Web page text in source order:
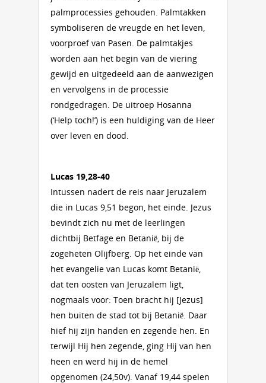
palmprocessies gehouden. Palmtakken
symboliseren de vreugde en het leven,
voorproef van Pasen. De palmtakjes
worden aan het begin van de viering
gewijd en uitgedeeld aan de aanwezigen
en vervolgens in de processie
rondgedragen. De uitroep Hosanna
(‘Help toch!’) is een huldiging van de Heer
over leven en dood.
Lucas 19,28-40
Intussen nadert de reis naar Jeruzalem
die in Lucas 9,51 begon, het einde. Jezus
bevindt zich nu met de leerlingen
dichtbij Betfage en Betanië, bij de
zogeheten Olijfberg. Op het einde van
het evangelie van Lucas komt Betanië,
dat ten oosten van Jeruzalem ligt,
nogmaals voor: Toen bracht hij [Jezus]
hen buiten de stad tot bij Betanië. Daar
hief hij zijn handen en zegende hen. En
terwijl Hij hen zegende, ging Hij van hen
heen en werd hij in de hemel
opgenomen (24,50v). Vanaf 19,44 spelen